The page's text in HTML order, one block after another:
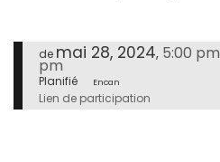
de mai 28, 2024, 5:00 pm
pm
Planifié Encan
Lien de participation